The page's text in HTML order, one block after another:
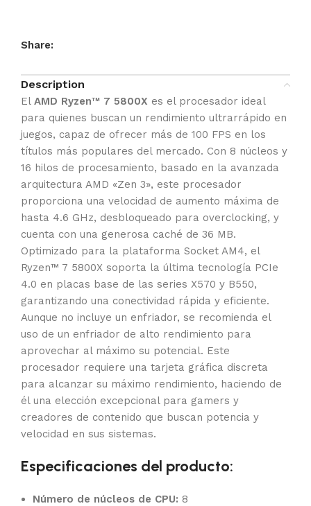
Share:
Description
El AMD Ryzen™ 7 5800X es el procesador ideal
para quienes buscan un rendimiento ultrarrápido en
juegos, capaz de ofrecer más de 100 FPS en los
títulos más populares del mercado. Con 8 núcleos y
16 hilos de procesamiento, basado en la avanzada
arquitectura AMD «Zen 3», este procesador
proporciona una velocidad de aumento máxima de
hasta 4.6 GHz, desbloqueado para overclocking, y
cuenta con una generosa caché de 36 MB.
Optimizado para la plataforma Socket AM4, el
Ryzen™ 7 5800X soporta la última tecnología PCIe
4.0 en placas base de las series X570 y B550,
garantizando una conectividad rápida y eficiente.
Aunque no incluye un enfriador, se recomienda el
uso de un enfriador de alto rendimiento para
aprovechar al máximo su potencial. Este
procesador requiere una tarjeta gráfica discreta
para alcanzar su máximo rendimiento, haciendo de
él una elección excepcional para gamers y
creadores de contenido que buscan potencia y
velocidad en sus sistemas.
Especificaciones del producto:
Número de núcleos de CPU: 8